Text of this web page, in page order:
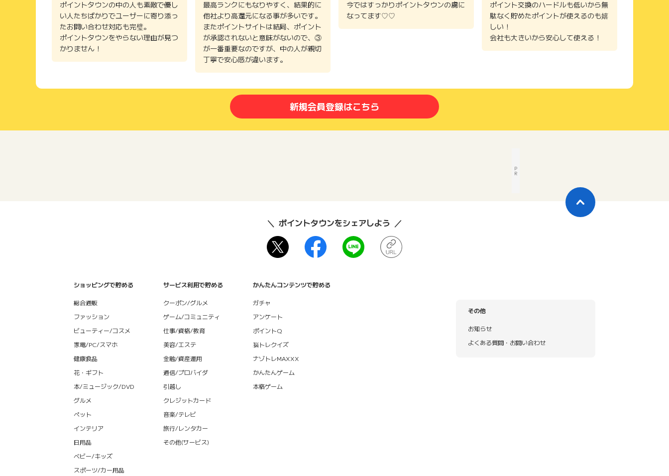
ポイントタウンの中の人も素敵で優し
い人たちばかりでユーザーに寄り添っ
たお問い合わせ対応も完璧。
ポイントタウンをやらない理由が見つ
かりません！
最高ランクにもなりやすく、結果的に
他社より高還元になる事が多いです。
またポイントサイトは結局、ポイント
が承認されないと意味がないので、③
が一番重要なのですが、中の人が親切
丁寧で安心感が違います。
今ではすっかりポイントタウンの虜に
なってます♡♡
ポイント交換のハードルも低いから無
駄なく貯めたポイントが使えるのも嬉
しい！
会社も大きいから安心して使える！
新規会員登録はこちら
P
R
ポイントタウンをシェアしよう
ショッピングで貯める
総合通販
ファッション
ビューティー/コスメ
家電/PC/スマホ
健康食品
花・ギフト
本/ミュージック/DVD
グルメ
ペット
インテリア
日用品
ベビー/キッズ
スポーツ/カー用品
サービス利用で貯める
クーポン/グルメ
ゲーム/コミュニティ
仕事/資格/教育
美容/エステ
金融/資産運用
通信/プロバイダ
引越し
クレジットカード
音楽/テレビ
旅行/レンタカー
その他(サービス)
かんたんコンテンツで貯める
ガチャ
アンケート
ポイントQ
脳トレクイズ
ナゾトレMAXXX
かんたんゲーム
本格ゲーム
その他
お知らせ
よくある質問・お問い合わせ